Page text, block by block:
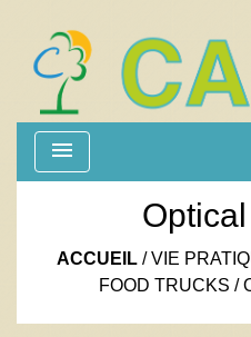
menu
ACCUEIL/VIE
FOOD TRUCKS /